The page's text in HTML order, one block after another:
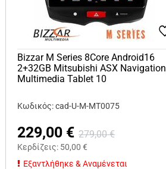
Bizzar M Series 8Core Android16
2+32GB Mitsubishi ASX Navigation
Multimedia Tablet 10
Κωδικός: cad-U-M-MT0075
229,00 € 279,00 €
Κερδίζεις: 50,00 €
Εξαντλήθηκε & Αναμένεται